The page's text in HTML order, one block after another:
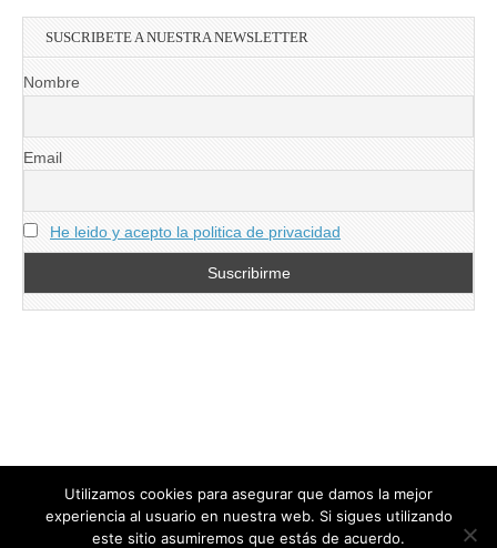
SUSCRIBETE A NUESTRA NEWSLETTER
Nombre
Email
He leido y acepto la politica de privacidad
Utilizamos cookies para asegurar que damos la mejor
experiencia al usuario en nuestra web. Si sigues utilizando
este sitio asumiremos que estás de acuerdo.